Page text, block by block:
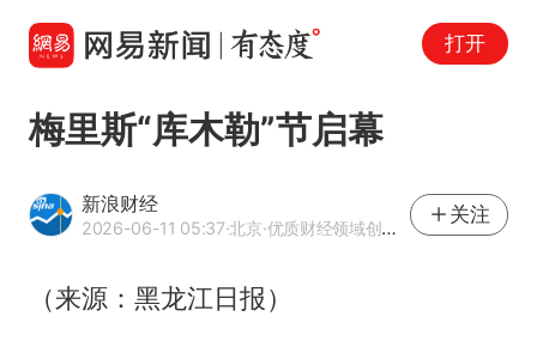
打开
梅里斯“库木勒”节启幕
新浪财经
2026-06-11 05:37·北京·优质财经领域创作者
关注
（来源：黑龙江日报）